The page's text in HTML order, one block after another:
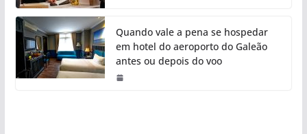
Quando vale a pena se hospedar
em hotel do aeroporto do Galeão
antes ou depois do voo